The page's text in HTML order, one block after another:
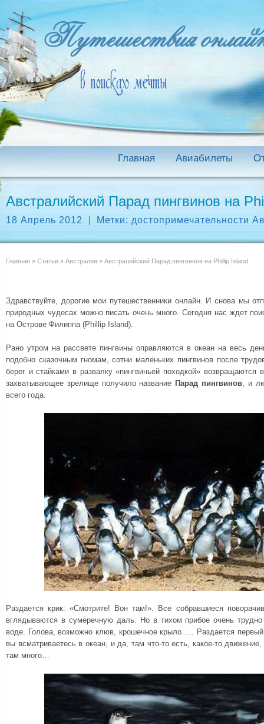
Главная Авиабилеты
Австралийский Парад пингвинов на
18 Апрель 2012 Метки: достопримечательности
Главная » Статьи » Австралия » Австралийский Парад пингвинов на Phillip Island
Здравствуйте, дорогие мои путешественники онлайн. И снова мы
природных чудесах можно писать очень много. Сегодня нас ждет
на Острове Филиппа (Phillip Island).
Рано утром на рассвете пингвины оправляются в океан на весь
подобно сказочным гномам, сотни маленьких пингвинов после
берег и стайками в развалку «пингвиньей походкой»
захватывающее зрелище получило название Парад пингвинов, и
всего года.
Раздается крик: «Смотрите! Вон там!». Все собравшиеся
вглядываются в сумеречную даль. Но в тихом прибое очень трудно
воде. Голова, возможно клюв, крошечное крыло….. Раздается
вы всматриваетесь в океан, и да, там что-то есть, какое-то
там много…